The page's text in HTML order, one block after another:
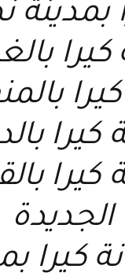
بمدينة
كيرا
كيرا
الجديدة
كيرا